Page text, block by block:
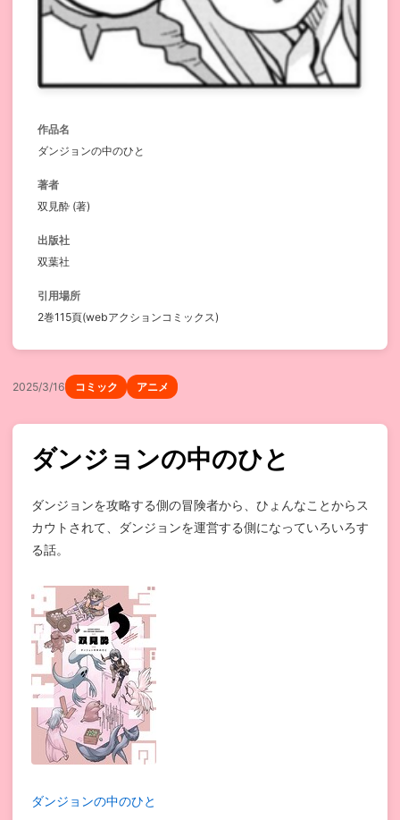
作品名
ダンジョンの中のひと
著者
双見酔 (著)
出版社
双葉社
引用場所
2巻115頁(webアクションコミックス)
2025/3/16 コミック アニメ
ダンジョンの中のひと
ダンジョンを攻略する側の冒険者から、ひょんなことからス
カウトされて、ダンジョンを運営する側になっていろいろす
る話。
ダンジョンの中のひと